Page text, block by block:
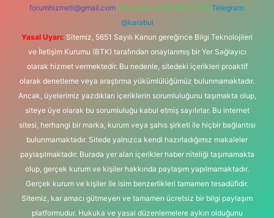
forumhizmeti@gmail.com Whatsapp: 0262 606 0 726 Telegram:
@karabul
Yasal Uyarı: Sitemiz, 5651 Sayılı Kanun gereğince Bilgi Teknolojileri
ve İletişim Kurumu (BTK) tarafından onaylanmış bir Yer Sağlayıcı
olarak hizmet vermektedir. Bu nedenle, sitedeki içerikleri proaktif
olarak denetleme veya araştırma yükümlülüğümüz bulunmamaktadır.
Ancak, üyelerimiz yazdıkları içeriklerin sorumluluğunu taşımakta olup,
siteye üye olarak bu sorumluluğu kabul etmiş sayılırlar. Bu internet
sitesi, herhangi bir marka, kurum veya şahıs şirketi ile hiçbir bağlantısı
bulunmamaktadır. Sitede yalnızca kendi hazırladığımız makaleler
paylaşılmaktadır. Burada yer alan içerikler haber niteliği taşımamakta
olup, gerçek kurum ve kişiler hakkında paylaşım yapılmamaktadır.
Gerçek kurum ve kişiler ile isim benzerlikleri tamamen tesadüfidir.
Sitemiz, kar amacı gütmeyen ve tamamen ücretsiz bir bilgi paylaşım
platformudur. Hukuka ve yasal düzenlemelere aykırı olduğunu